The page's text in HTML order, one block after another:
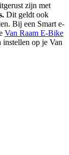
zijn met
Dit geldt ook
Bij een Smart e-
Van Raam E-Bike
instellen op je Van